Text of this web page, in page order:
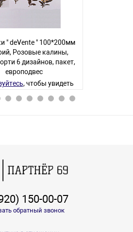
" deVente " 100*200мм
Розовые калины,
6 дизайнов, пакет,
европодвес
, чтобы увидеть
78 товаров
150-00-07
обратный звонок